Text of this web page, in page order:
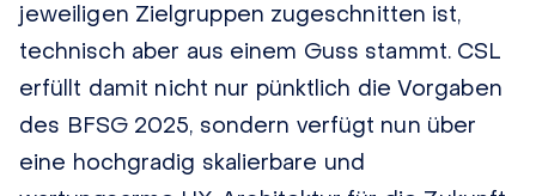
jeweiligen Zielgruppen zugeschnitten ist,
technisch aber aus einem Guss stammt. CSL
erfüllt damit nicht nur pünktlich die Vorgaben
des BFSG 2025, sondern verfügt nun über
eine hochgradig skalierbare und